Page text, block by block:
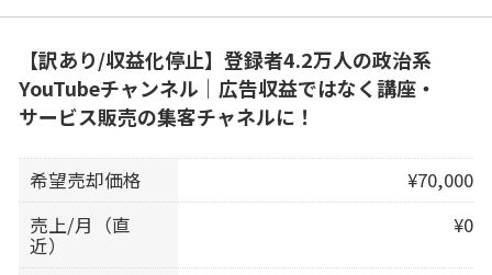
【訳あり/収益化停止】登録者4.2万人の政治系
YouTubeチャンネル｜広告収益ではなく講座・
サービス販売の集客チャネルに！
希望売却価格
¥70,000
売上/月（直
近）
¥0